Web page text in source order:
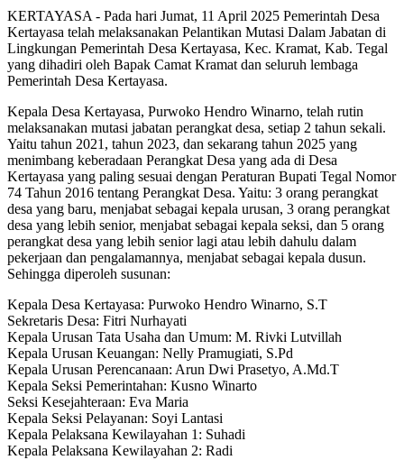
KERTAYASA - Pada hari Jumat, 11 April 2025 Pemerintah Desa
Kertayasa telah melaksanakan Pelantikan Mutasi Dalam Jabatan di
Lingkungan Pemerintah Desa Kertayasa, Kec. Kramat, Kab. Tegal
yang dihadiri oleh Bapak Camat Kramat dan seluruh lembaga
Pemerintah Desa Kertayasa.
Kepala Desa Kertayasa, Purwoko Hendro Winarno, telah rutin
melaksanakan mutasi jabatan perangkat desa, setiap 2 tahun sekali.
Yaitu tahun 2021, tahun 2023, dan sekarang tahun 2025 yang
menimbang keberadaan Perangkat Desa yang ada di Desa
Kertayasa yang paling sesuai dengan Peraturan Bupati Tegal Nomor
74 Tahun 2016 tentang Perangkat Desa. Yaitu: 3 orang perangkat
desa yang baru, menjabat sebagai kepala urusan, 3 orang perangkat
desa yang lebih senior, menjabat sebagai kepala seksi, dan 5 orang
perangkat desa yang lebih senior lagi atau lebih dahulu dalam
pekerjaan dan pengalamannya, menjabat sebagai kepala dusun.
Sehingga diperoleh susunan:
Kepala Desa Kertayasa: Purwoko Hendro Winarno, S.T
Sekretaris Desa: Fitri Nurhayati
Kepala Urusan Tata Usaha dan Umum: M. Rivki Lutvillah
Kepala Urusan Keuangan: Nelly Pramugiati, S.Pd
Kepala Urusan Perencanaan: Arun Dwi Prasetyo, A.Md.T
Kepala Seksi Pemerintahan: Kusno Winarto
Seksi Kesejahteraan: Eva Maria
Kepala Seksi Pelayanan: Soyi Lantasi
Kepala Pelaksana Kewilayahan 1: Suhadi
Kepala Pelaksana Kewilayahan 2: Radi